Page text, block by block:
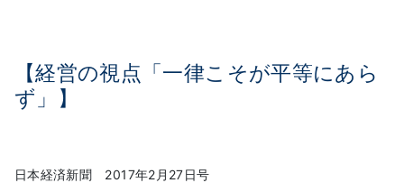
【経営の視点「一律こそが平等にあら
ず」】
日本経済新聞 2017年2月27日号